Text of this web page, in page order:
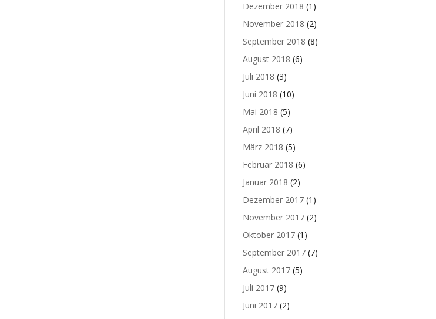
Dezember 2018 (1)
November 2018 (2)
September 2018 (8)
August 2018 (6)
Juli 2018 (3)
Juni 2018 (10)
Mai 2018 (5)
April 2018 (7)
März 2018 (5)
Februar 2018 (6)
Januar 2018 (2)
Dezember 2017 (1)
November 2017 (2)
Oktober 2017 (1)
September 2017 (7)
August 2017 (5)
Juli 2017 (9)
Juni 2017 (2)